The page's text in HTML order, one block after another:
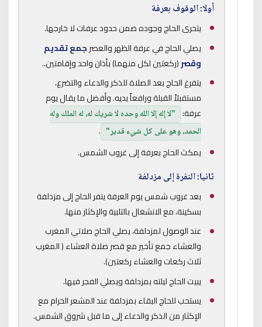
أولا: الوقوف بعرفة
يتحرى الحاج وجوده ضمن حدود عرفات لا خارجها.
يصلي الحاج في عرفة الظهر والعصرجمع تقديم
وقصر(ركعتين لكل منهما) بأذان واحد وإقامتين..
يتفرغ الحاج بعد الصلاة للذكر والدعاء والتضرع،
مستقبلاً القبلة ورافعاً يديه. وأفضل ما يقال يوم
عرفة: "لا إله إلا الله وحده لا شريك له، له الملك وله
الحمد، وهو على كل شيء قدير" .
يمكث الحاج بعرفة إلى غروب الشمس.
ثانيا: النفرة إلى مزدلفة
بعد غروب شمس يوم العرفة ينفر الحاج إلى مزدلفة
بسكينة، مع الانشغال بالتلبية والإكثار منها.
عند الوصول لمزدلفة، يصلي الحاج صلاتي المغرب
والعشاء جمع تأخير مع قصر صلاة العشاء ( المغرب
ثلاث ركعات والعشاء ركعتين).
يبيت الحاج ليلته بمزدلفة ويصلي الفجر فيها.
يستحب للحاج البقاء بمزدلفة عند المشعر الحرام مع
الإكثار من الذكر والدعاء إلى ما قبل شروق الشمس.